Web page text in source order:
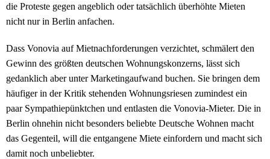
die Proteste gegen angeblich oder tatsächlich überhöhte Mieten
nicht nur in Berlin anfachen.
Dass Vonovia auf Mietnachforderungen verzichtet, schmälert den
Gewinn des größten deutschen Wohnungskonzerns, lässt sich
gedanklich aber unter Marketingaufwand buchen. Sie bringen dem
häufiger in der Kritik stehenden Wohnungsriesen zumindest ein
paar Sympathiepünktchen und entlasten die Vonovia-Mieter. Die in
Berlin ohnehin nicht besonders beliebte Deutsche Wohnen macht
das Gegenteil, will die entgangene Miete einfordern und macht sich
damit noch unbeliebter.